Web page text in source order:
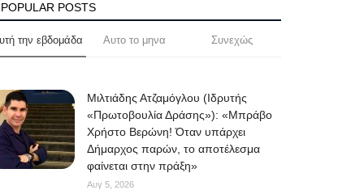
POPULAR POSTS
την εβδομάδα Αυτο το μηνα Συνεχώς
Μιλτιάδης Ατζαμόγλου (Ιδρυτής
«Πρωτοβουλία Δράσης»): «Μπράβο
Χρήστο Βερώνη! Όταν υπάρχει
Δήμαρχος παρών, το αποτέλεσμα
φαίνεται στην πράξη»
Αυγ 5, 2026